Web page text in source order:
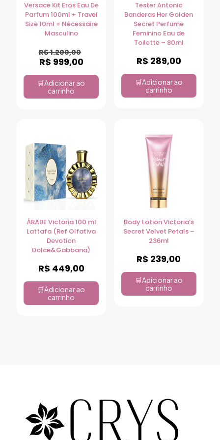
Versace Kit Eros Eau De
Parfum 100ml + Travel
Size 10ml + Nécessaire
Masculino
R$1.200,00
R$ 999,00
Adicionar ao
carrinho
Tester Antonio
Banderas Her Golden
Secret Perfume
Feminino Eau de
Toilette – 80ml
R$ 289,00
Adicionar ao
carrinho
ÁRABE Victoria 100 ml
Lattafa (Ref Olfativa
Devotion
Dolce&Gabbana)
R$ 449,00
Adicionar ao
carrinho
Body Lotion Victoria’s
Secret Velvet Petals –
236ml
R$ 239,00
Adicionar ao
carrinho